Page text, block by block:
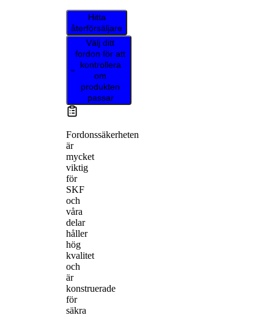
Hitta
återförsäljare
Välj ditt
fordon för att
kontrollera
om
produkten
passar
Fordonssäkerheten
är
mycket
viktig
för
SKF
och
våra
delar
håller
hög
kvalitet
och
är
konstruerade
för
säkra